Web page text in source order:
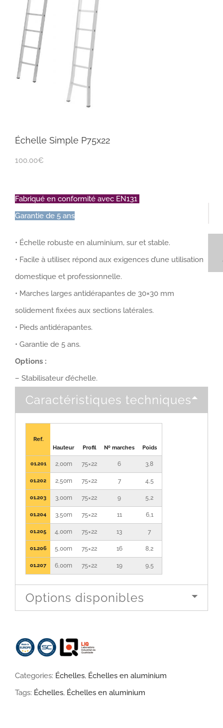
Échelle Simple P75x22
100.00€
Fabriqué en conformité avec EN131
Garantie de 5 ans
• Échelle robuste en aluminium, sur et stable.
• Facile à utiliser, répond aux exigences d’une utilisation
domestique et professionnelle.
• Marches larges antidérapantes de 30×30 mm
solidement fixées aux sections latérales.
• Pieds antidérapantes.
• Garantie de 5 ans.
Options :
– Stabilisateur d’échelle.
Caractéristiques techniques
Ref.
Hauteur
Profil Nº marches Poids
01.201 2,00m 75×22 6 3,8
01.202 2,50m 75×22 7 4,5
01.203 3,00m 75×22 9 5,2
01.204 3,50m 75×22 11 6,1
01.205 4,00m 75×22 13 7
01.206 5,00m 75×22 16 8,2
01.207 6,00m 75×22 19 9,5
Options disponibles
Categories: Échelles, Échelles en aluminium
Tags: Échelles, Échelles en aluminium